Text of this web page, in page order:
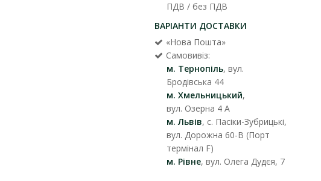
ПДВ / без ПДВ
ВАРІАНТИ ДОСТАВКИ
«Нова Пошта»
Самовивіз:
м. Тернопіль, вул.
Бродівська 44
м. Хмельницький,
вул. Озерна 4 А
м. Львів, с. Пасіки-Зубрицькі,
вул. Дорожна 60-В (Порт
термінал F)
м. Рівне, вул. Олега Дудєя, 7